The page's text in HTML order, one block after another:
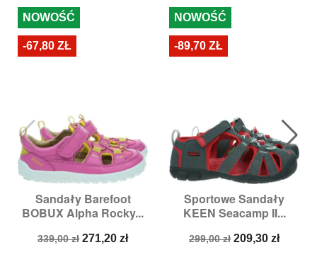
Sandały Barefoot
BOBUX Alpha Rocky...
Cena
339,00 zł Cena
271,20 zł
NOWOŚĆ
-67,80 ZŁ
Sportowe Sandały
KEEN Seacamp II...
Cena
299,00 zł Cena
209,30 zł
NOWOŚĆ
-89,70 ZŁ